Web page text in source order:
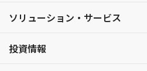
ソリューション・サービス
投資情報